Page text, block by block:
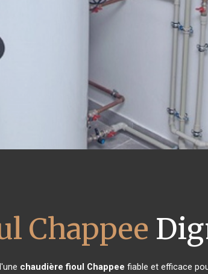
Chappee
chaudière fioul Chappee fiable et efficace